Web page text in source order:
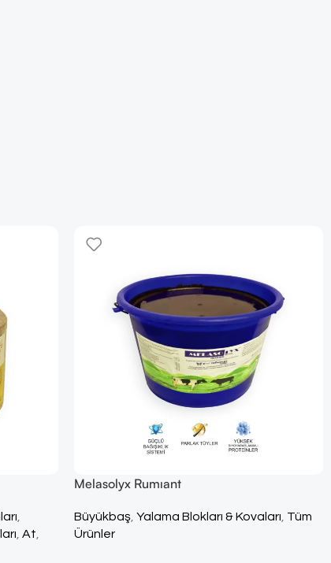
At
Melasolyx Rumıant
Büyükbaş Yalama Blokları & Kovaları Tüm
Ürünler